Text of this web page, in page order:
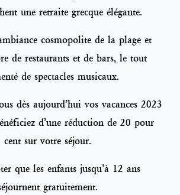
une retraite grecque élégante.
cosmopolite de la plage et
de restaurants et de bars, le tout
de spectacles musicaux.
dès aujourd’hui vos vacances 2023
d’une réduction de 20 pour
cent sur votre séjour.
que les enfants jusqu’à 12 ans
gratuitement.